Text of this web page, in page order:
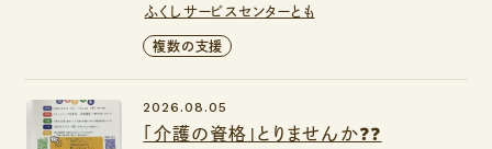
ふくしサービスセンターとも
複数の支援
「介護の資格」とりませんか❓❓
2026.08.05